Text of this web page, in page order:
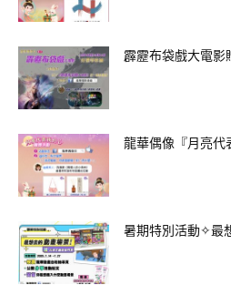
霹靂布袋戲大電影
龍華偶像『月亮代
暑期特別活動✧最